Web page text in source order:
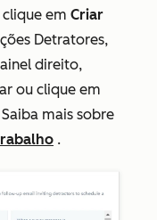
clique em Criar
Detratores,
direito,
ou clique em
mais sobre
.